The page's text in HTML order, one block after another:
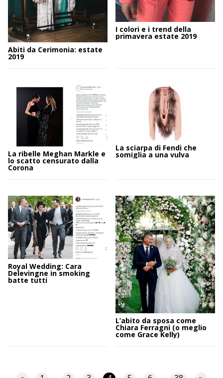
Abiti da Cerimonia: estate
2019
I colori e i trend della
primavera estate 2019
La ribelle Meghan Markle e
lo scatto censurato dalla
Corona
La sciarpa di Fendi che
somiglia a una vulva
Royal Wedding: Cara
Delevingne in smoking
batte tutti
L’abito da sposa come
Chiara Ferragni (o meglio
come Grace Kelly)